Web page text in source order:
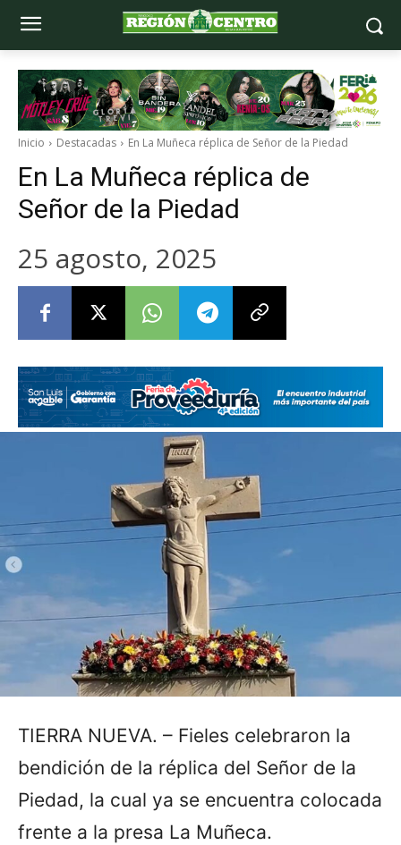
Inicio Destacadas En La Muñeca réplica de Señor de la Piedad
En La Muñeca réplica de
Señor de la Piedad
25 agosto, 2025
TIERRA NUEVA. – Fieles celebraron la
bendición de la réplica del Señor de la
Piedad, la cual ya se encuentra colocada
frente a la presa La Muñeca.